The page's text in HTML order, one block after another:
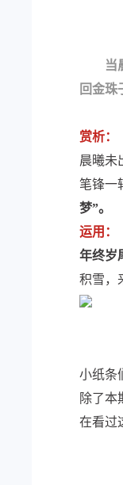
当
回金珠
赏析：
晨曦未
笔锋一
梦”。
运用：
年终岁
积雪，
小纸条
除了本
在看过